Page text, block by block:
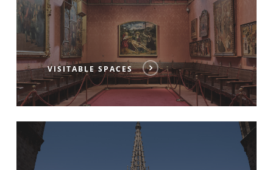
VISITABLE SPACES